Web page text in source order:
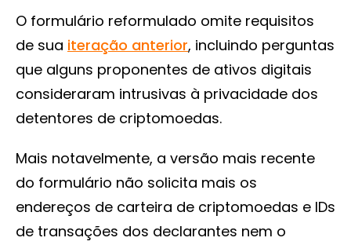
O formulário reformulado omite requisitos
de sua iteração anterior, incluindo perguntas
que alguns proponentes de ativos digitais
consideraram intrusivas à privacidade dos
detentores de criptomoedas.
Mais notavelmente, a versão mais recente
do formulário não solicita mais os
endereços de carteira de criptomoedas e IDs
de transações dos declarantes nem o